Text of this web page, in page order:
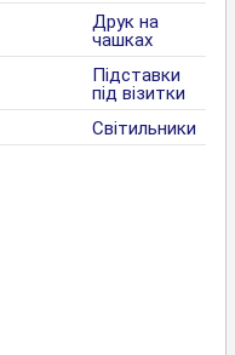
Друк на
чашках
Підставки
під візитки
Світильники